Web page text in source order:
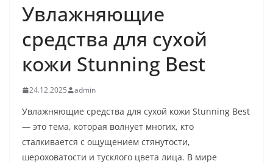
Увлажняющие
средства для сухой
кожи Stunning Best
24.12.2025 admin
Увлажняющие средства для сухой кожи Stunning Best
— это тема, которая волнует многих, кто
сталкивается с ощущением стянутости,
шероховатости и тусклого цвета лица. В мире